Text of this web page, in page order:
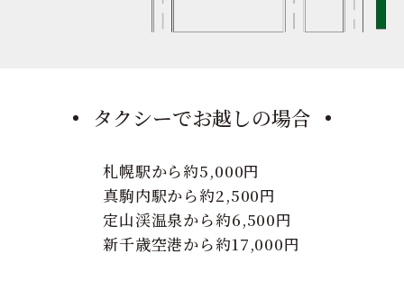
タクシーでお越しの場合
札幌駅から約5,000円
真駒内駅から約2,500円
定山渓温泉から約6,500円
新千歳空港から約17,000円